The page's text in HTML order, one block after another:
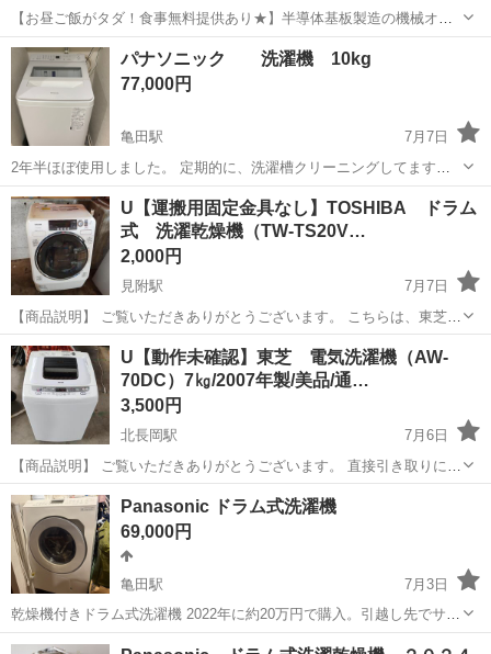
【お昼ご飯がタダ！食事無料提供あり★】半導体基板製造の機械オペ
レーターや検査作業！未経験活躍中★カップル＆友達同士の応募OK！
赴任旅費会社負担★嬉しい無料送迎◎正社員登用制度あり！マイカー
通勤OK！無料駐車場完備！《長野県茅...
長野 茅野市 茅野駅 その他
パナソニック 洗濯機 10kg
77,000円
亀田駅
7月7日
2年半ほぼ使用しました。 定期的に、洗濯槽クリーニングしてます。
状態は良いと思います。 引き取り日程要相談。
新潟 新潟市 亀田駅 生活家電 パナソニック
U【運搬用固定金具なし】TOSHIBA ドラム
式 洗濯乾燥機（TW-TS20V…
2,000円
見附駅
7月7日
【商品説明】 ご覧いただきありがとうございます。 こちらは、東芝の
ドラム式全自動電気洗濯乾燥機です。 直接引き取りにてお取引をお願
いいたします。 また、こちらの商品にはドラムを固定する運搬用固定
金具がありません。 ...
新潟 見附市 見附駅 生活家電 東芝
U【動作未確認】東芝 電気洗濯機（AW-
70DC）7㎏/2007年製/美品/通…
3,500円
北長岡駅
7月6日
【商品説明】 ご覧いただきありがとうございます。 直接引き取りにて
お取引をお願いいたします。 【電気洗濯機】 ○メーカー名：東芝
（TOSHIBA） ○型番：AW-70DC（W） ○洗濯容量：7㎏...
新潟 長岡市 生活家電 東芝
Panasonic ドラム式洗濯機
69,000円
亀田駅
7月3日
乾燥機付きドラム式洗濯機 2022年に約20万円で購入。引越し先でサイ
ズが合わなかった為、出品いたします。 2022年から6年保証付き。 取
新潟 新潟市 生活家電 ドラム式洗濯機